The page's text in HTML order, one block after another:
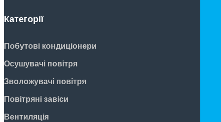
Категорії
Побутові кондиціонери
Осушувачі повітря
Зволожувачі повітря
Повітряні завіси
Вентиляція